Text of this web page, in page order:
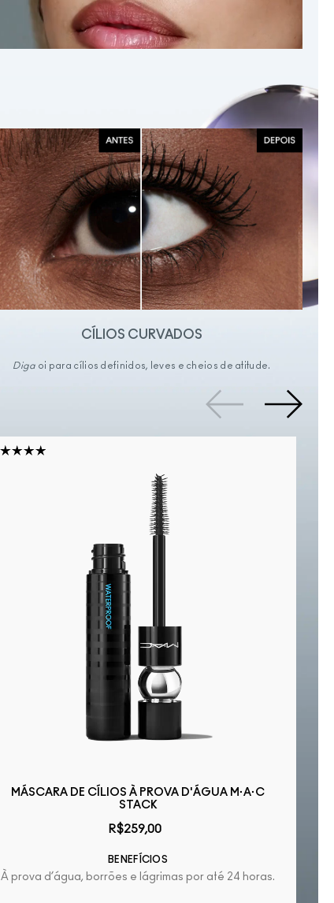
CÍLIOS CURVADOS
Diga oi para cílios definidos, leves e cheios de atitude.
MÁSCARA DE CÍLIOS À PROVA D'ÁGUA M·A·C
STACK
R$259,00
BENEFÍCIOS
À prova d’água, borrões e lágrimas por até 24 horas.